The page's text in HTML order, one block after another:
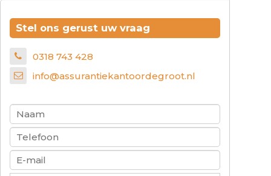
Stel ons gerust uw vraag
0318 743 428
info@assurantiekantoordegroot.nl